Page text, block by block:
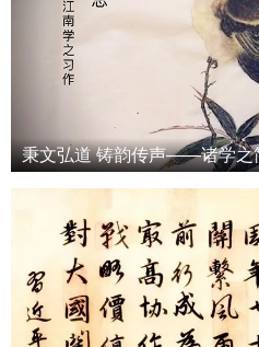
秉文弘道 铸韵传声——诸学之